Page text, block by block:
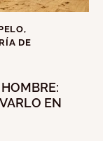
,
DE
EN